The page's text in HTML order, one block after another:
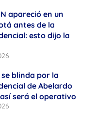
apareció en un
antes de la
esto dijo la
blinda por la
de Abelardo
será el operativo